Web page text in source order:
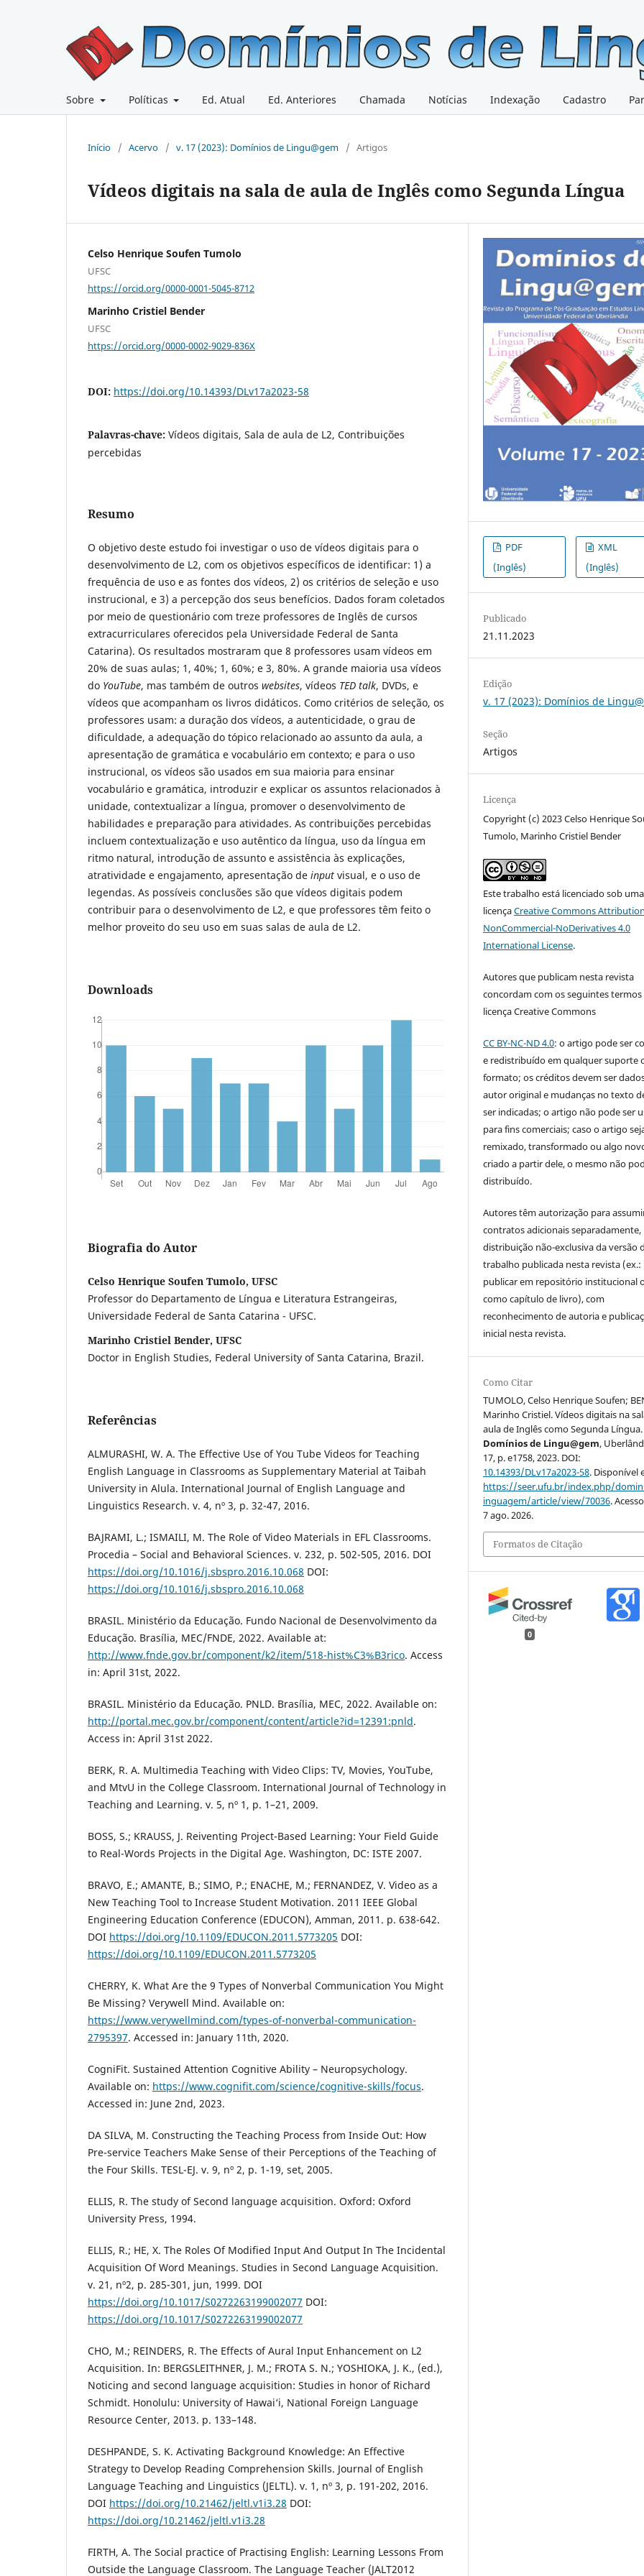
Sobre Políticas Ed. Atual Ed. Anteriores Chamada Notícias Indexação Cadastro
Início / Acervo / v. 17 (2023): Domínios de Lingu@gem / Artigos
Vídeos digitais na sala de aula de Inglês como Segunda Língua
Celso Henrique Soufen Tumolo
UFSC
https://orcid.org/0000-0001-5045-8712
Marinho Cristiel Bender
UFSC
https://orcid.org/0000-0002-9029-836X
DOI: https://doi.org/10.14393/DLv17a2023-58
Palavras-chave: Vídeos digitais, Sala de aula de L2, Contribuições
percebidas
Resumo
O objetivo deste estudo foi investigar o uso de vídeos digitais para o
desenvolvimento de L2, com os objetivos específicos de identificar: 1) a
frequência de uso e as fontes dos vídeos, 2) os critérios de seleção e uso
instrucional, e 3) a percepção dos seus benefícios. Dados foram coletados
por meio de questionário com treze professores de Inglês de cursos
extracurriculares oferecidos pela Universidade Federal de Santa
Catarina). Os resultados mostraram que 8 professores usam vídeos em
20% de suas aulas; 1, 40%; 1, 60%; e 3, 80%. A grande maioria usa vídeos
do YouTube, mas também de outros websites, vídeos TED talk, DVDs, e
vídeos que acompanham os livros didáticos. Como critérios de seleção, os
professores usam: a duração dos vídeos, a autenticidade, o grau de
dificuldade, a adequação do tópico relacionado ao assunto da aula, a
apresentação de gramática e vocabulário em contexto; e para o uso
instrucional, os vídeos são usados em sua maioria para ensinar
vocabulário e gramática, introduzir e explicar os assuntos relacionados à
unidade, contextualizar a língua, promover o desenvolvimento de
habilidades e preparação para atividades. As contribuições percebidas
incluem contextualização e uso autêntico da língua, uso da língua em
ritmo natural, introdução de assunto e assistência às explicações,
atratividade e engajamento, apresentação de input visual, e o uso de
legendas. As possíveis conclusões são que vídeos digitais podem
contribuir para o desenvolvimento de L2, e que professores têm feito o
melhor proveito do seu uso em suas salas de aula de L2.
Downloads
Biografia do Autor
Celso Henrique Soufen Tumolo, UFSC
Professor do Departamento de Língua e Literatura Estrangeiras,
Universidade Federal de Santa Catarina - UFSC.
Marinho Cristiel Bender, UFSC
Doctor in English Studies, Federal University of Santa Catarina, Brazil.
Referências
ALMURASHI, W. A. The Effective Use of You Tube Videos for Teaching
English Language in Classrooms as Supplementary Material at Taibah
University in Alula. International Journal of English Language and
Linguistics Research. v. 4, nº 3, p. 32-47, 2016.
BAJRAMI, L.; ISMAILI, M. The Role of Video Materials in EFL Classrooms.
Procedia – Social and Behavioral Sciences. v. 232, p. 502-505, 2016. DOI
https://doi.org/10.1016/j.sbspro.2016.10.068 DOI:
https://doi.org/10.1016/j.sbspro.2016.10.068
BRASIL. Ministério da Educação. Fundo Nacional de Desenvolvimento da
Educação. Brasília, MEC/FNDE, 2022. Available at:
http://www.fnde.gov.br/component/k2/item/518-hist%C3%B3rico. Access
in: April 31st, 2022.
BRASIL. Ministério da Educação. PNLD. Brasília, MEC, 2022. Available on:
http://portal.mec.gov.br/component/content/article?id=12391:pnld.
Access in: April 31st 2022.
BERK, R. A. Multimedia Teaching with Video Clips: TV, Movies, YouTube,
and MtvU in the College Classroom. International Journal of Technology in
Teaching and Learning. v. 5, nº 1, p. 1–21, 2009.
BOSS, S.; KRAUSS, J. Reiventing Project-Based Learning: Your Field Guide
to Real-Words Projects in the Digital Age. Washington, DC: ISTE 2007.
BRAVO, E.; AMANTE, B.; SIMO, P.; ENACHE, M.; FERNANDEZ, V. Video as a
New Teaching Tool to Increase Student Motivation. 2011 IEEE Global
Engineering Education Conference (EDUCON), Amman, 2011. p. 638-642.
DOI https://doi.org/10.1109/EDUCON.2011.5773205 DOI:
https://doi.org/10.1109/EDUCON.2011.5773205
CHERRY, K. What Are the 9 Types of Nonverbal Communication You Might
Be Missing? Verywell Mind. Available on:
https://www.verywellmind.com/types-of-nonverbal-communication-
2795397. Accessed in: January 11th, 2020.
CogniFit. Sustained Attention Cognitive Ability – Neuropsychology.
Available on: https://www.cognifit.com/science/cognitive-skills/focus.
Accessed in: June 2nd, 2023.
DA SILVA, M. Constructing the Teaching Process from Inside Out: How
Pre-service Teachers Make Sense of their Perceptions of the Teaching of
the Four Skills. TESL-EJ. v. 9, nº 2, p. 1-19, set, 2005.
ELLIS, R. The study of Second language acquisition. Oxford: Oxford
University Press, 1994.
ELLIS, R.; HE, X. The Roles Of Modified Input And Output In The Incidental
Acquisition Of Word Meanings. Studies in Second Language Acquisition.
v. 21, nº2, p. 285-301, jun, 1999. DOI
https://doi.org/10.1017/S0272263199002077 DOI:
https://doi.org/10.1017/S0272263199002077
CHO, M.; REINDERS, R. The Effects of Aural Input Enhancement on L2
Acquisition. In: BERGSLEITHNER, J. M.; FROTA S. N.; YOSHIOKA, J. K., (ed.),
Noticing and second language acquisition: Studies in honor of Richard
Schmidt. Honolulu: University of Hawai‘i, National Foreign Language
Resource Center, 2013. p. 133–148.
DESHPANDE, S. K. Activating Background Knowledge: An Effective
Strategy to Develop Reading Comprehension Skills. Journal of English
Language Teaching and Linguistics (JELTL). v. 1, nº 3, p. 191-202, 2016.
DOI https://doi.org/10.21462/jeltl.v1i3.28 DOI:
https://doi.org/10.21462/jeltl.v1i3.28
FIRTH, A. The Social practice of Practising English: Learning Lessons From
Outside the Language Classroom. The Language Teacher (JALT2012
PDF
(Inglês)
XML
(Inglês)
Publicado
21.11.2023
Edição
v. 17 (2023): Domínios de
Seção
Artigos
Licença
Copyright (c) 2023 Celso Henrique
Tumolo, Marinho Cristiel Bender
Este trabalho está licenciado sob uma
licençaCreative Commons
NonCommercial-NoDerivatives 4.0
International License.
Autores que publicam nesta revista
concordam com os seguintes termos
licença Creative Commons
CC BY-NC-ND 4.0: o artigo pode ser
e redistribuído em qualquer suporte
formato; os créditos devem ser
autor original e mudanças no texto
ser indicadas; o artigo não pode ser
para fins comerciais; caso o artigo
remixado, transformado ou algo
criado a partir dele, o mesmo não
distribuído.
Autores têm autorização para
contratos adicionais separadamente,
distribuição não-exclusiva da versão
trabalho publicada nesta revista (ex.:
publicar em repositório institucional
como capítulo de livro), com
reconhecimento de autoria e
inicial nesta revista.
Como Citar
TUMOLO, Celso Henrique Soufen;
Marinho Cristiel. Vídeos digitais na
aula de Inglês como Segunda Língua.
Domínios de Lingu@gem,
17, p. e1758, 2023. DOI:
10.14393/DLv17a2023-58. Disponível
https://seer.ufu.br/index.php/
inguagem/article/view/70036.
7 ago. 2026.
Formatos de Citação
0